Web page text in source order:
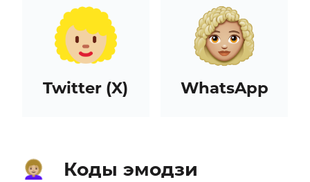
Twitter (X) WhatsApp
👩🏼‍🦱 Коды эмодзи